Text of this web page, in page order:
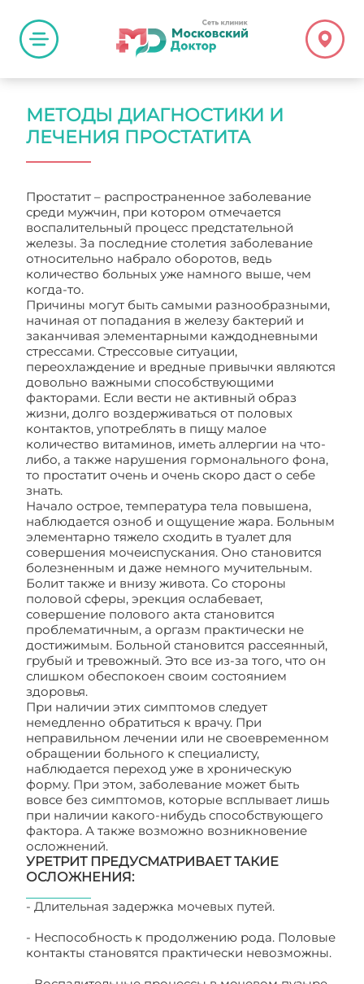
МЕТОДЫ ДИАГНОСТИКИ И
ЛЕЧЕНИЯ ПРОСТАТИТА
Простатит – распространенное заболевание
среди мужчин, при котором отмечается
воспалительный процесс предстательной
железы. За последние столетия заболевание
относительно набрало оборотов, ведь
количество больных уже намного выше, чем
когда-то.
Причины могут быть самыми разнообразными,
начиная от попадания в железу бактерий и
заканчивая элементарными каждодневными
стрессами. Стрессовые ситуации,
переохлаждение и вредные привычки являются
довольно важными способствующими
факторами. Если вести не активный образ
жизни, долго воздерживаться от половых
контактов, употреблять в пищу малое
количество витаминов, иметь аллергии на что-
либо, а также нарушения гормонального фона,
то простатит очень и очень скоро даст о себе
знать.
Начало острое, температура тела повышена,
наблюдается озноб и ощущение жара. Больным
элементарно тяжело сходить в туалет для
совершения мочеиспускания. Оно становится
болезненным и даже немного мучительным.
Болит также и внизу живота. Со стороны
половой сферы, эрекция ослабевает,
совершение полового акта становится
проблематичным, а оргазм практически не
достижимым. Больной становится рассеянный,
грубый и тревожный. Это все из-за того, что он
слишком обеспокоен своим состоянием
здоровья.
При наличии этих симптомов следует
немедленно обратиться к врачу. При
неправильном лечении или не своевременном
обращении больного к специалисту,
наблюдается переход уже в хроническую
форму. При этом, заболевание может быть
вовсе без симптомов, которые всплывает лишь
при наличии какого-нибудь способствующего
фактора. А также возможно возникновение
осложнений.
УРЕТРИТ ПРЕДУСМАТРИВАЕТ ТАКИЕ
ОСЛОЖНЕНИЯ:
- Длительная задержка мочевых путей.
- Неспособность к продолжению рода. Половые
контакты становятся практически невозможны.